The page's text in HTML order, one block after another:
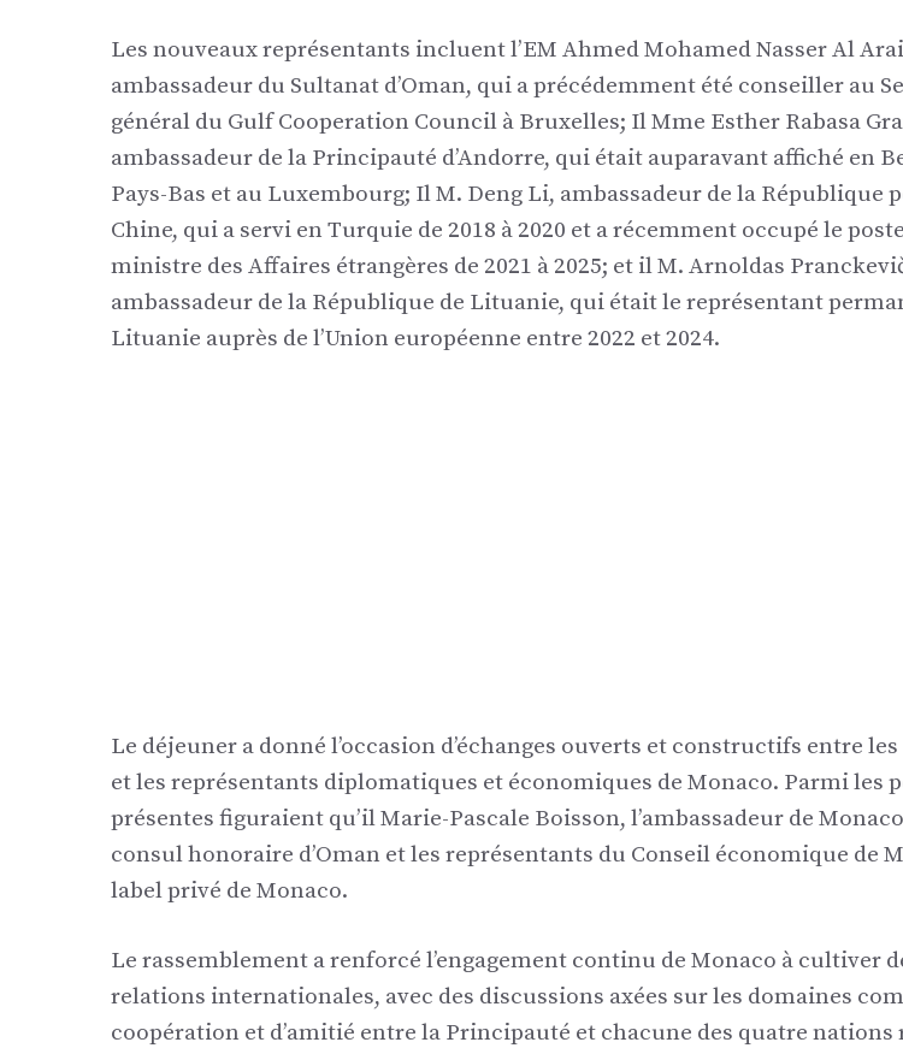
Les nouveaux représentants incluent l’EM Ahmed Mohamed Nasser Al
ambassadeur du Sultanat d’Oman, qui a précédemment été conseiller au
général du Gulf Cooperation Council à Bruxelles; Il Mme Esther Rabasa
ambassadeur de la Principauté d’Andorre, qui était auparavant affiché en
Pays-Bas et au Luxembourg; Il M. Deng Li, ambassadeur de la République
Chine, qui a servi en Turquie de 2018 à 2020 et a récemment occupé le
ministre des Affaires étrangères de 2021 à 2025; et il M. Arnoldas
ambassadeur de la République de Lituanie, qui était le représentant
Lituanie auprès de l’Union européenne entre 2022 et 2024.
Le déjeuner a donné l’occasion d’échanges ouverts et constructifs entre
et les représentants diplomatiques et économiques de Monaco. Parmi les
présentes figuraient qu’il Marie-Pascale Boisson, l’ambassadeur de
consul honoraire d’Oman et les représentants du Conseil économique de
label privé de Monaco.
Le rassemblement a renforcé l’engagement continu de Monaco à cultiver
relations internationales, avec des discussions axées sur les domaines
coopération et d’amitié entre la Principauté et chacune des quatre nations